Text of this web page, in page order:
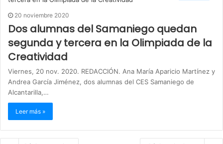
20 noviembre 2020
Dos alumnas del Samaniego quedan
segunda y tercera en la Olimpiada de la
Creatividad
Viernes, 20 nov. 2020. REDACCIÓN. Ana María Aparicio Martínez y
Andrea García Jiménez, dos alumnas del CES Samaniego de
Alcantarilla,…
Leer más »